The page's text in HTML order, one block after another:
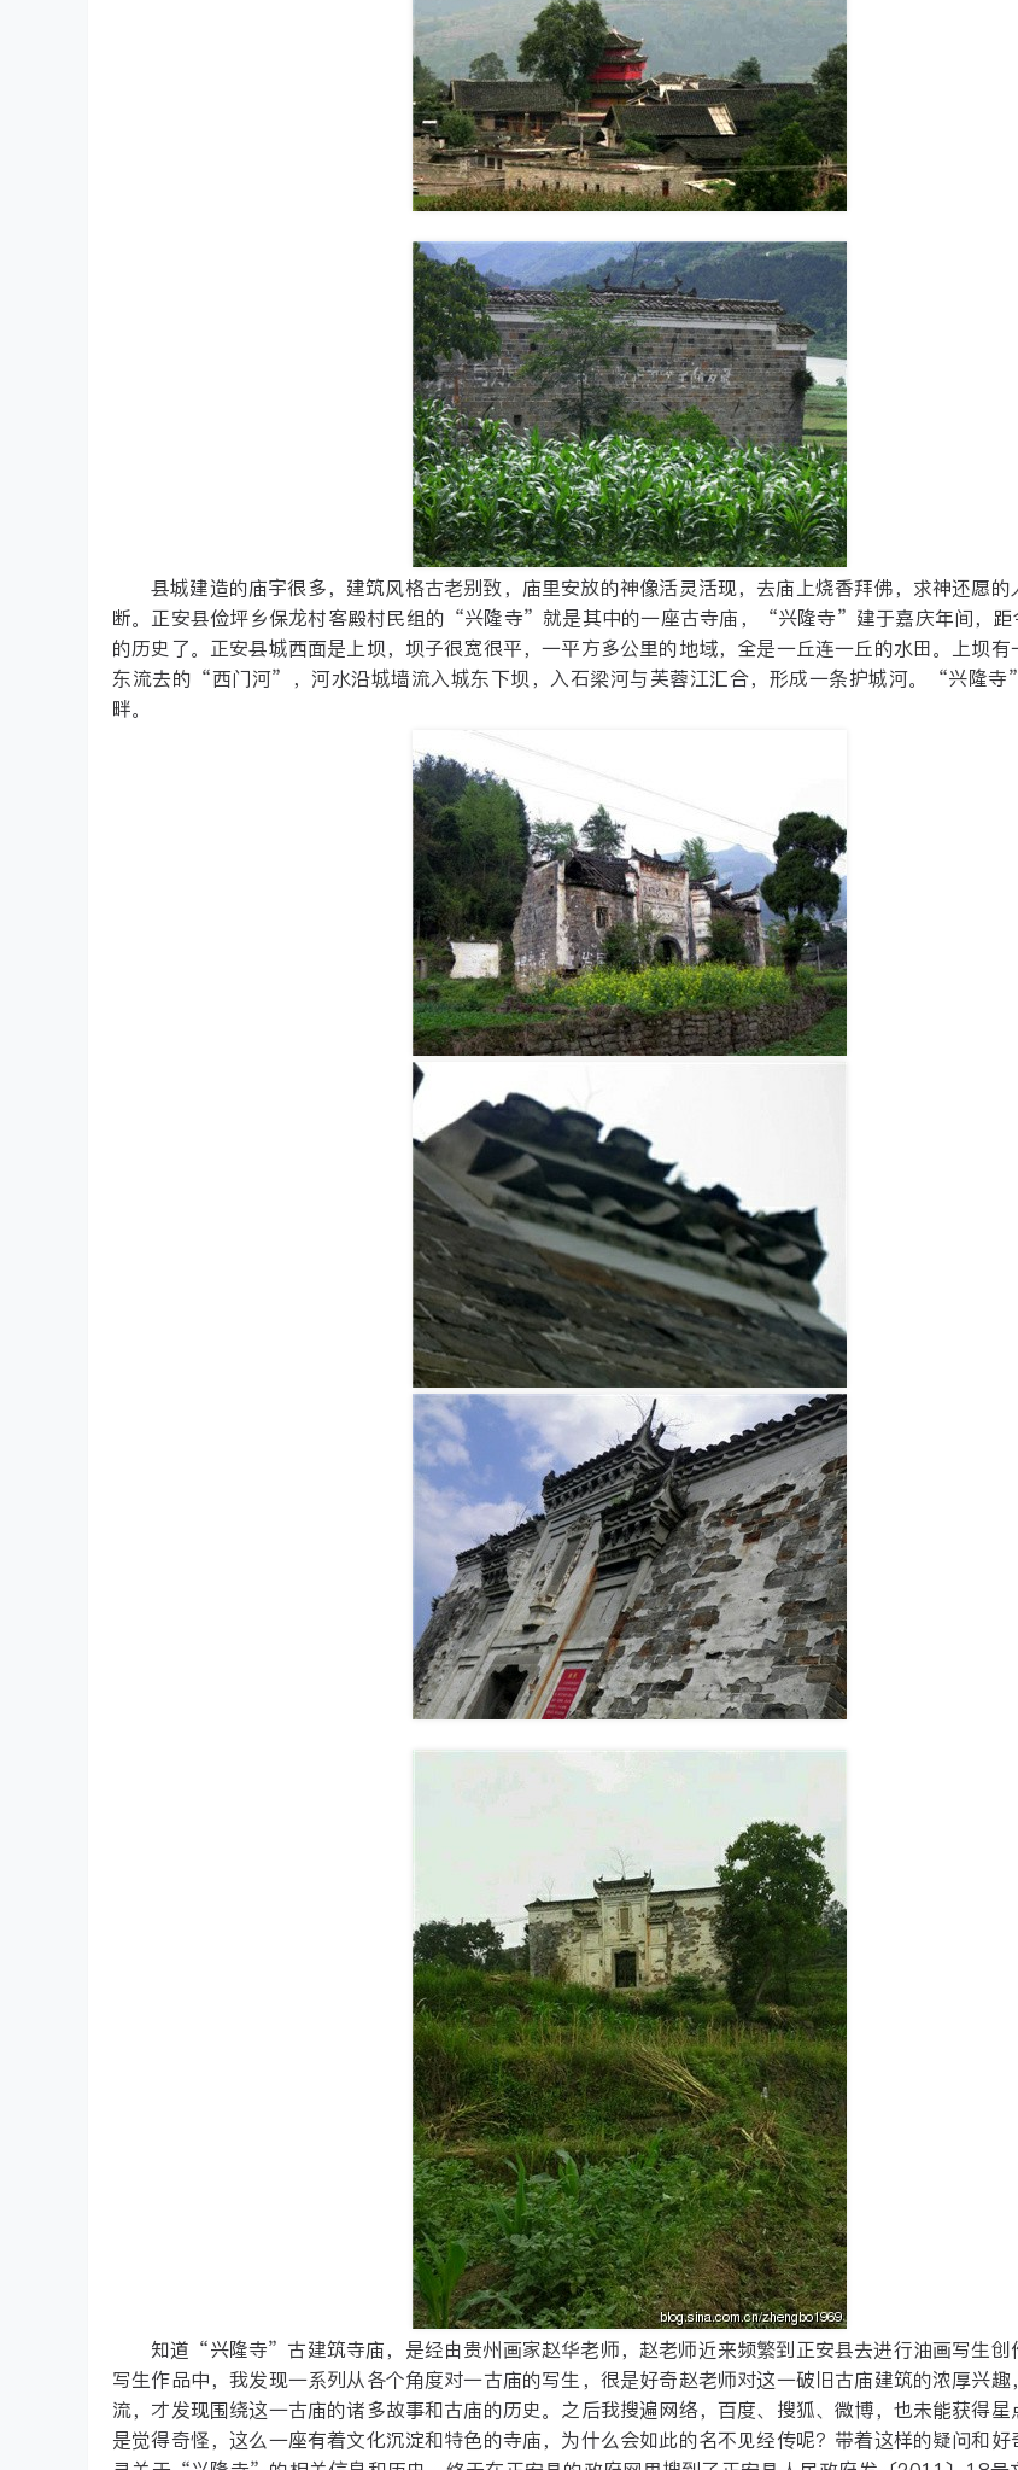
县城建造的庙宇很多，建筑风格古老别致，庙里安放的神像活灵活现，去庙上烧香拜佛，求神还愿的
断。正安县俭坪乡保龙村客殿村民组的“兴隆寺”就是其中的一座古寺庙，“兴隆寺”建于嘉庆年间，
的历史了。正安县城西面是上坝，坝子很宽很平，一平方多公里的地域，全是一丘连一丘的水田。上坝有
东流去的“西门河”，河水沿城墙流入城东下坝，入石梁河与芙蓉江汇合，形成一条护城河。“兴隆
畔。
知道“兴隆寺”古建筑寺庙，是经由贵州画家赵华老师，赵老师近来频繁到正安县去进行油画写生创
写生作品中，我发现一系列从各个角度对一古庙的写生，很是好奇赵老师对这一破旧古庙建筑的浓厚兴趣
流，才发现围绕这一古庙的诸多故事和古庙的历史。之后我搜遍网络，百度、搜狐、微博，也未能获得星
是觉得奇怪，这么一座有着文化沉淀和特色的寺庙，为什么会如此的名不见经传呢？带着这样的疑问和好